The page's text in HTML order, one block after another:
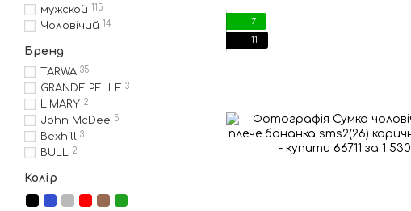
7
11
мужской 115
Чоловічий 14
Бренд
TARWA 35
GRANDE PELLE 3
LIMARY 2
John McDee 5
Bexhill 3
BULL 2
Колір